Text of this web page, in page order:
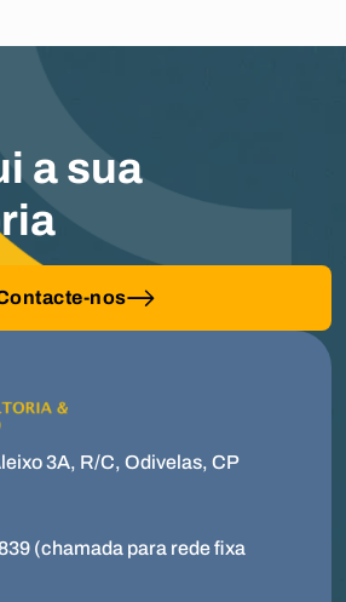
a sua
nos
3A, R/C, Odivelas, CP
(chamada para rede fixa